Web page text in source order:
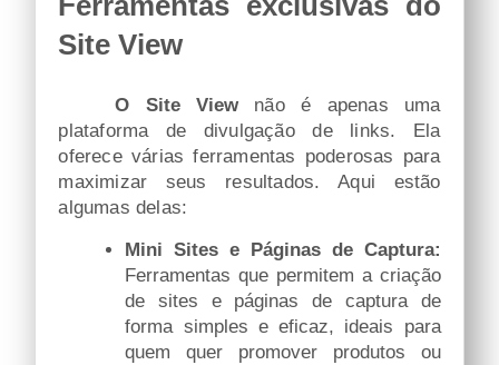
Site View
Site Viewnão é apenas uma
plataforma de divulgação de links. Ela
oferece várias ferramentas poderosas para
maximizar seus resultados. Aqui estão
algumas delas:
Mini Sites e Páginas de Captura:
Ferramentas que permitem a criação
de sites e páginas de captura de
forma simples e eficaz, ideais para
quem quer promover produtos ou